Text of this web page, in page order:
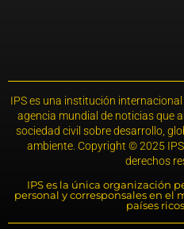
IPS es una institución
agencia mundial de noticias que
sociedad civil sobre desarrollo,
ambiente. Copyright © 2025
derechos
IPS es la única organización
personal y corresponsales en el
países